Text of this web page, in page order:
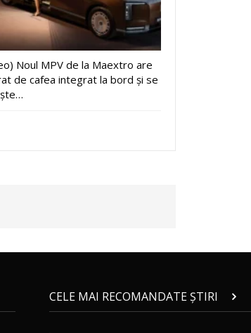
Noul MPV de la Maextro are
de cafea integrat la bord și se
CELE MAI RECOMANDATE ȘTIRI